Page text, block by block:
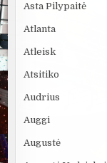
Asta Pilypaitė
Atlanta
Atleisk
Atsitiko
Audrius
Auggi
Augustė